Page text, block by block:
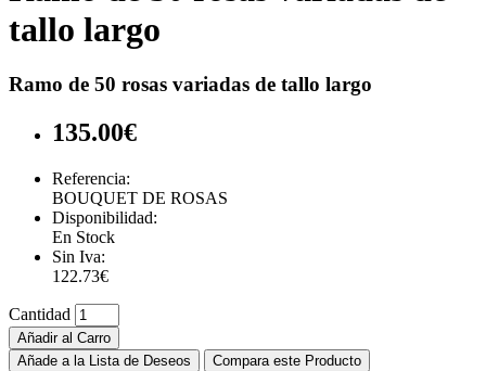
tallo largo
Ramo de 50 rosas variadas de tallo largo
135.00€
Referencia:
BOUQUET DE ROSAS
Disponibilidad:
En Stock
Sin Iva:
122.73€
Cantidad
Añadir al Carro
Añade a la Lista de Deseos
Compara este Producto